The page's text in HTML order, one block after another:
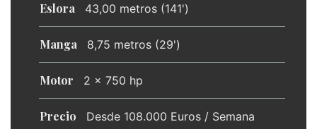
Eslora 43,00 metros (141')
Manga 8,75 metros (29')
Motor 2 x 750 hp
Precio Desde 108.000 Euros / Semana